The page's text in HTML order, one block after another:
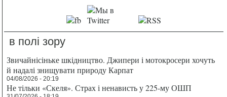
в полі зору
Звичайнісіньке шкідництво. Джипери і мотокросери хочуть
й надалі знищувати природу Карпат
04/08/2026 - 20:19
Не тільки «Скеля». Страх і ненависть у 225-му ОШП